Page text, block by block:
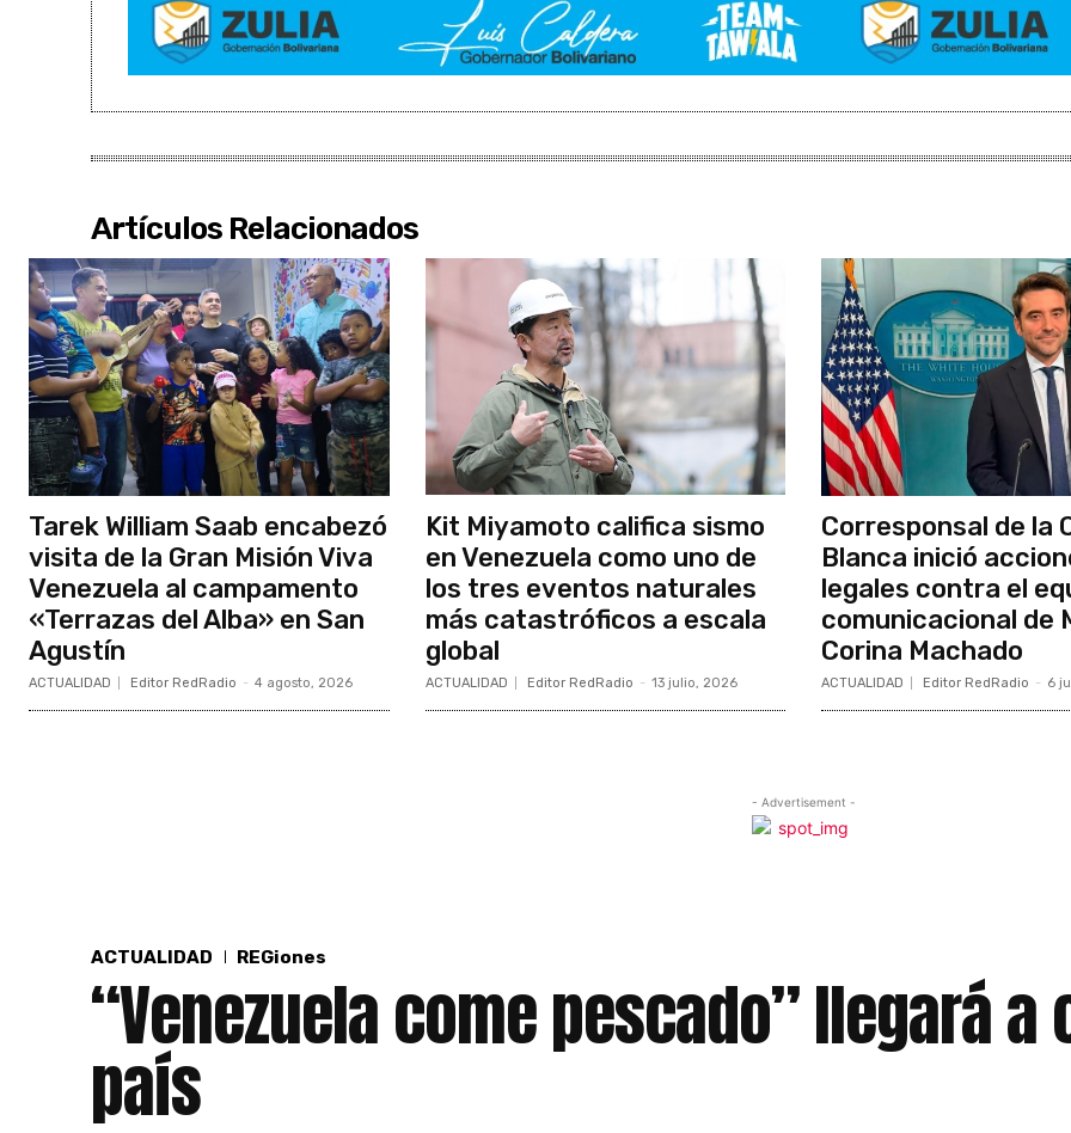
Artículos Relacionados
Tarek William Saab encabezó
visita de la Gran Misión Viva
Venezuela al campamento
«Terrazas del Alba» en San
Agustín
ACTUALIDAD Editor RedRadio - 4 agosto, 2026
Kit Miyamoto califica sismo
en Venezuela como uno de
los tres eventos naturales
más catastróficos a escala
global
ACTUALIDAD Editor RedRadio - 13 julio, 2026
Corresponsal de la
Blanca inició
legales contra el
comunicacional de
Corina Machado
ACTUALIDAD Editor RedRadio - 6
- Advertisement -